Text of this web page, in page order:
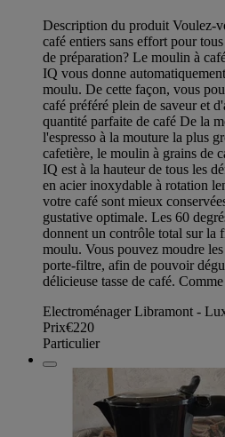
Description du produit Voulez-
café entiers sans effort pour
de préparation? Le moulin à
IQ vous donne
moulu. De cette façon, vous
café préféré plein de saveur et
quantité parfaite de café De la
l'espresso à la mouture la plus
cafetière, le moulin à grains de
IQ est à la hauteur de tous les
en acier inoxydable à rotation
votre café sont mieux
gustative optimale. Les 60
donnent un contrôle total sur la
moulu. Vous pouvez moudre
porte-filtre, afin de pouvoir
délicieuse tasse de café.
Electroménager Libramont -
Prix€220
Particulier